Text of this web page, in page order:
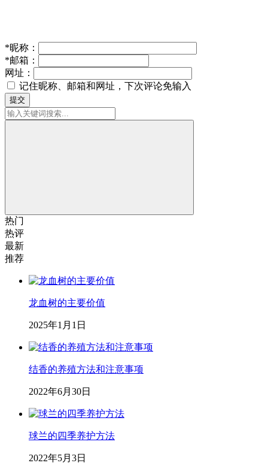
*昵称：
*邮箱：
网址：
记住昵称、邮箱和网址，下次评论免输入
提交
热门
热评
最新
推荐
龙血树的主要价值
2025年1月1日
结香的养殖方法和注意事项
2022年6月30日
球兰的四季养护方法
2022年5月3日